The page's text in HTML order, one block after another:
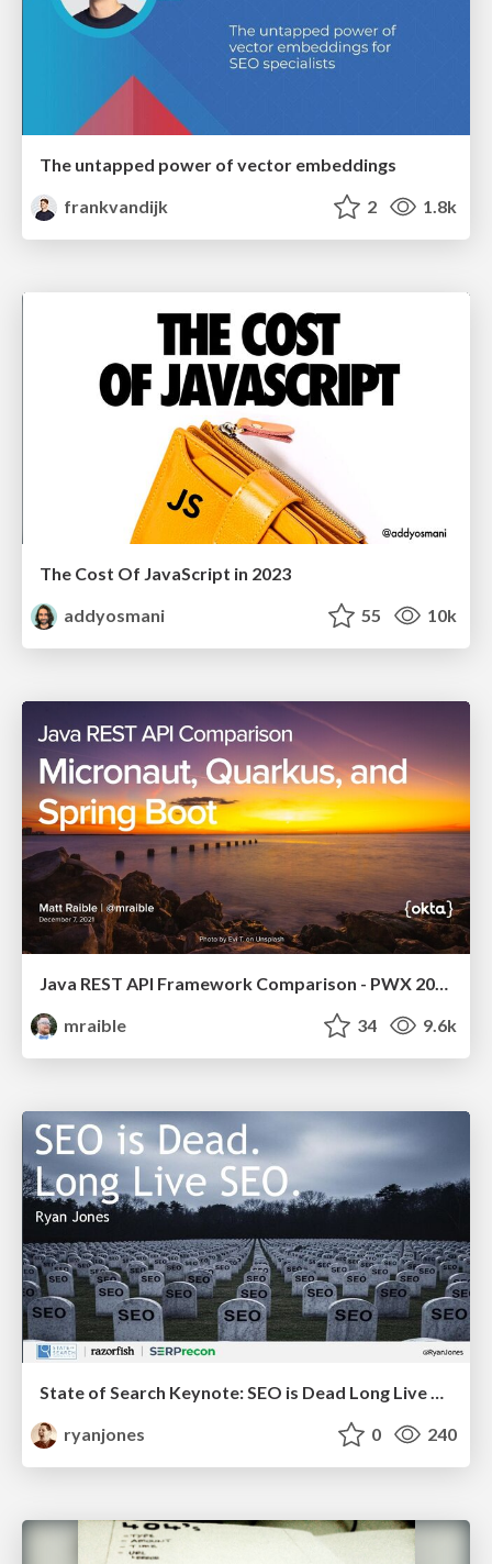
The untapped power of vector embeddings
frankvandijk
2 1.8k
The Cost Of JavaScript in 2023
addyosmani
55 10k
Java REST API Framework Comparison - PWX 2021
mraible
34 9.6k
State of Search Keynote: SEO is Dead Long Live SEO
ryanjones
0 240